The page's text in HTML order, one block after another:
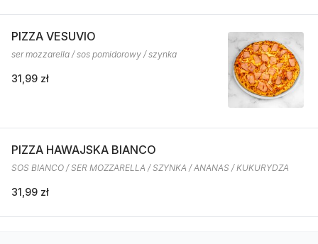
PIZZA VESUVIO
ser mozzarella / sos pomidorowy / szynka
31,99 zł
PIZZA HAWAJSKA BIANCO
SOS BIANCO / SER MOZZARELLA / SZYNKA / ANANAS / KUKURYDZA
31,99 zł